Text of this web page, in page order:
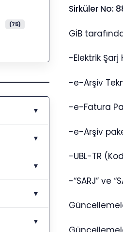
Sirküler No:
GİB
-Elektrik Şarj
-e-Arşiv
-e-Fatura
-e-Arşiv
-UBL-TR
-“SARJ” ve
(75)
▼
▼
▼
▼
▼